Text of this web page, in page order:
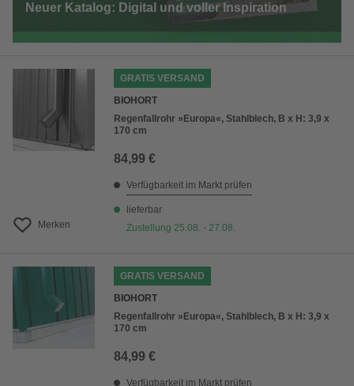
Neuer Katalog: Digital und voller Inspiration
Merken
GRATIS VERSAND
BIOHORT
Regenfallrohr »Europa«, Stahlblech, B x H: 3,9 x
170 cm
84,99 €
Verfügbarkeit im Markt prüfen
lieferbar
Zustellung 25.08. - 27.08.
GRATIS VERSAND
BIOHORT
Regenfallrohr »Europa«, Stahlblech, B x H: 3,9 x
170 cm
84,99 €
Verfügbarkeit im Markt prüfen